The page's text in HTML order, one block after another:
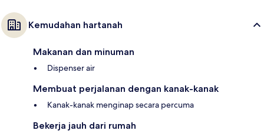
Kemudahan hartanah
Makanan dan minuman
Dispenser air
Membuat perjalanan dengan kanak-kanak
Kanak-kanak menginap secara percuma
Bekerja jauh dari rumah